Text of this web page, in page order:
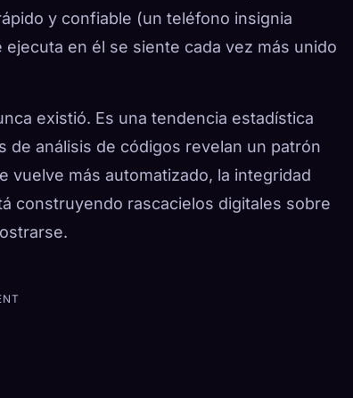
y confiable (un teléfono insignia
en él se siente cada vez más unido
existió. Es una tendencia estadística
de análisis de códigos revelan un patrón
vuelve más automatizado, la integridad
construyendo rascacielos digitales sobre